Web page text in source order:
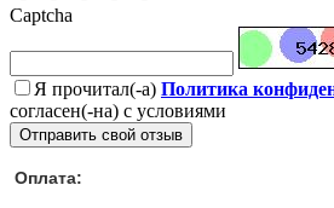
Captcha
Я прочитал(-а) Политика
согласен(-на) с условиями
Отправить свой отзыв
Оплата: